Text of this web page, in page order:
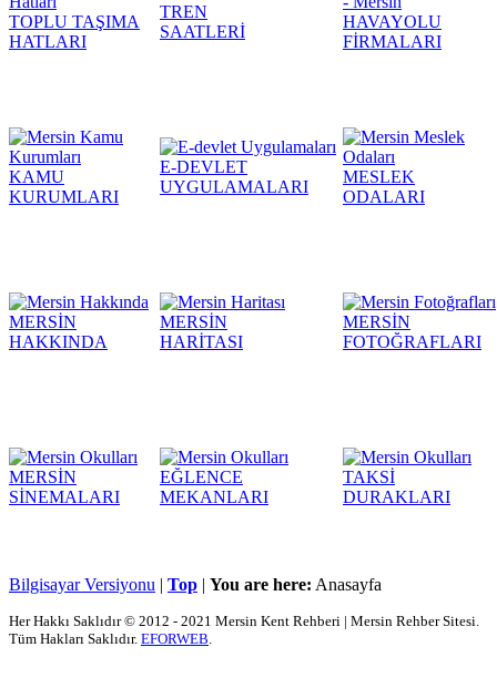
TOPLU TAŞIMA
HATLARI
TREN
SAATLERİ
HAVAYOLU
FİRMALARI
KAMU
KURUMLARI
E-DEVLET
UYGULAMALARI
MESLEK
ODALARI
MERSİN
HAKKINDA
MERSİN
HARİTASI
MERSİN
FOTOĞRAFLARI
MERSİN
SİNEMALARI
EĞLENCE
MEKANLARI
TAKSİ
DURAKLARI
Bilgisayar Versiyonu | Top | You are here: Anasayfa
Her Hakkı Saklıdır © 2012 - 2021 Mersin Kent Rehberi | Mersin Rehber Sitesi.
Tüm Hakları Saklıdır. EFORWEB